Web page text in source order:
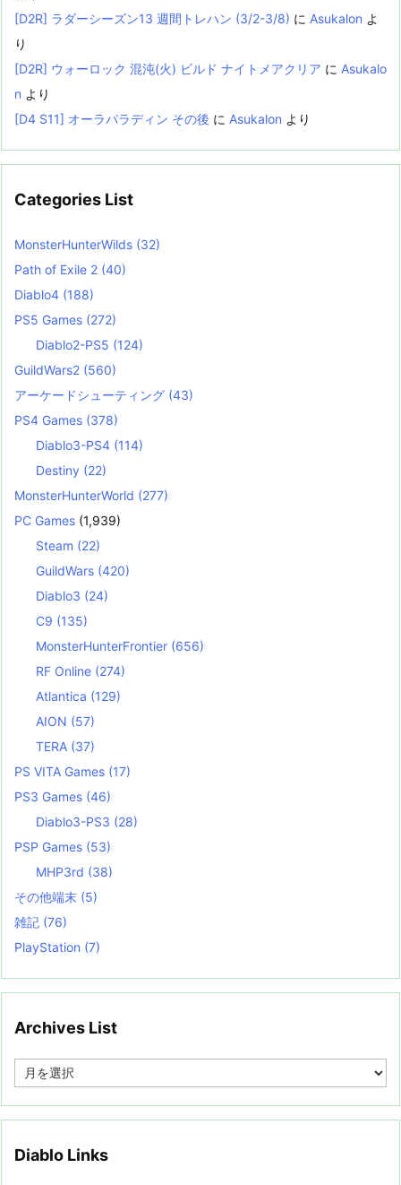
[D2R] ラダーシーズン13 週間トレハン (3/2-3/8) に Asukalon よ
り
[D2R] ウォーロック 混沌(火) ビルド ナイトメアクリア に Asukalo
n より
[D4 S11] オーラパラディン その後 に Asukalon より
Categories List
MonsterHunterWilds (32)
Path of Exile 2 (40)
Diablo4 (188)
PS5 Games (272)
Diablo2-PS5 (124)
GuildWars2 (560)
アーケードシューティング (43)
PS4 Games (378)
Diablo3-PS4 (114)
Destiny (22)
MonsterHunterWorld (277)
PC Games (1,939)
Steam (22)
GuildWars (420)
Diablo3 (24)
C9 (135)
MonsterHunterFrontier (656)
RF Online (274)
Atlantica (129)
AION (57)
TERA (37)
PS VITA Games (17)
PS3 Games (46)
Diablo3-PS3 (28)
PSP Games (53)
MHP3rd (38)
その他端末 (5)
雑記 (76)
PlayStation (7)
Archives List
e
Diablo Links